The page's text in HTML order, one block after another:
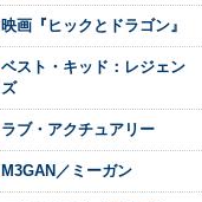
映画『ヒックとドラゴン』
ベスト・キッド：レジェン
ズ
ラブ・アクチュアリー
M3GAN／ミーガン